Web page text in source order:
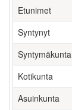
Etunimet
Syntynyt
Syntymäkunta
Kotikunta
Asuinkunta